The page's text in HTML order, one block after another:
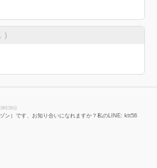
）
時39分
ン）です、お知り合いになれますか？私のLINE: ktt56